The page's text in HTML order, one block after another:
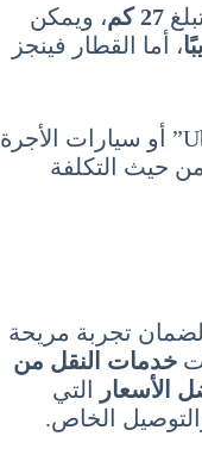
27 كم
، ويمكن
، أما القطار فينجز
علاوة على ذلك، فإن استخدام “Uber” أو سيارات الأجرة
من حيث التكلفة
لضمان تجربة مريحة
خدمات النقل من
الأسعار
التي
الخاص.